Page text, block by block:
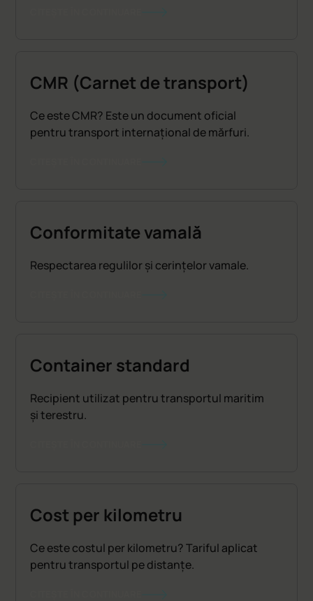
CMR (Carnet de transport)
Ce este CMR? Este un document oficial
pentru transport internațional de mărfuri.
Conformitate vamală
Respectarea regulilor și cerințelor vamale.
Container standard
Recipient utilizat pentru transportul maritim
și terestru.
Cost per kilometru
Ce este costul per kilometru? Tariful aplicat
pentru transportul pe distanțe.